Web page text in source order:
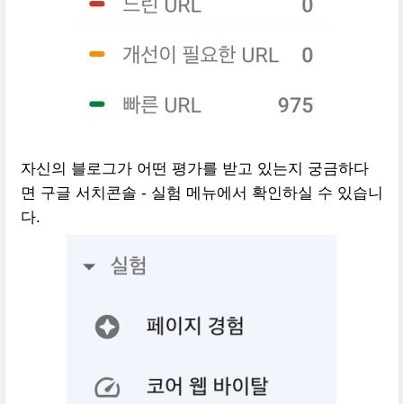
자신의 블로그가 어떤 평가를 받고 있는지 궁금하다
면 구글 서치콘솔 - 실험 메뉴에서 확인하실 수 있습니
다.